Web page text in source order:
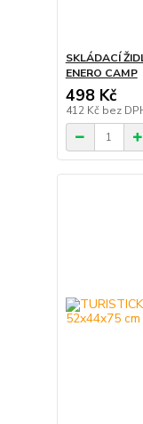
SKLÁDACÍ
ENERO CAMP
498 Kč
412 Kč bez